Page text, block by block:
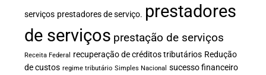
serviços prestadores de serviço. prestadores
de serviços prestação de serviços
Receita Federal recuperação de créditos tributários Redução
de custos regime tributário Simples Nacional sucesso financeiro